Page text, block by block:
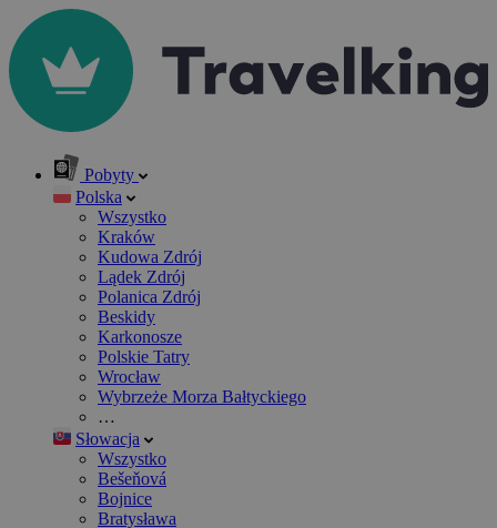
Pobyty
Polska
Wszystko
Kraków
Kudowa Zdrój
Lądek Zdrój
Polanica Zdrój
Beskidy
Karkonosze
Polskie Tatry
Wrocław
Wybrzeże Morza Bałtyckiego
…
Słowacja
Wszystko
Bešeňová
Bojnice
Bratysława